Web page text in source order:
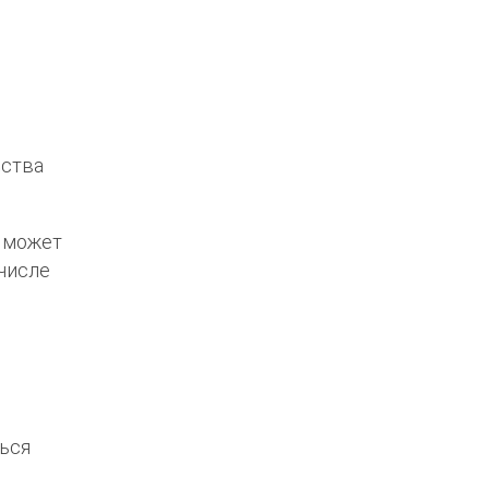
может